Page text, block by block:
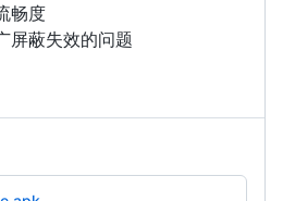
畅度
屏蔽失效的问题